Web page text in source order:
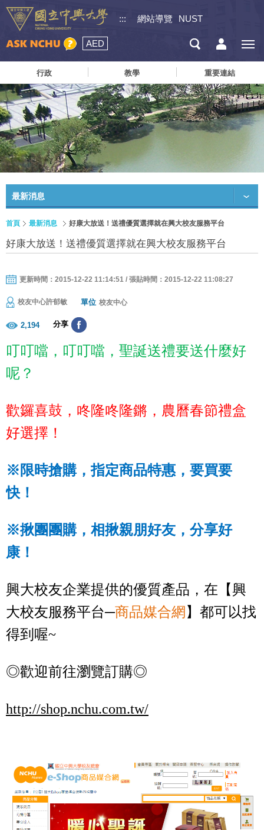
::: 網站導覽 NUST
AED
行政 教學 重要連結
最新消息
首頁 最新消息 好康大放送！送禮優質選擇就在興大校友服務平台
好康大放送！送禮優質選擇就在興大校友服務平台
更新時間：2015-12-22 11:14:51 / 張貼時間：2015-12-22 11:08:27
校友中心許郁敏 單位 校友中心
2,194 分享
叮叮噹，叮叮噹，聖誕送禮要送什麼好
呢？
歡鑼喜鼓，咚隆咚隆鏘，農曆春節禮盒
好選擇！
※限時搶購，指定商品特惠，要買要
快！
※揪團團購，相揪親朋好友，分享好
康！
興大校友企業提供的優質產品，在【興
大校友服務平台─商品媒合網 】都可以找
得到喔~
◎歡迎前往瀏覽訂購◎
http://shop.nchu.com.tw/